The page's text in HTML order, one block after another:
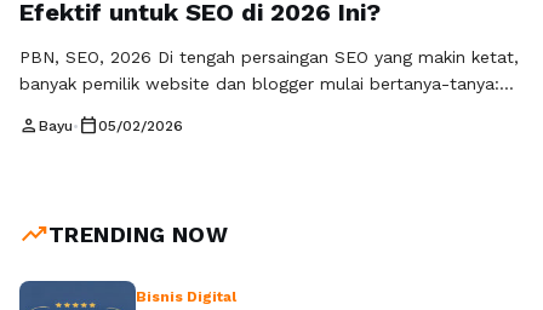
Efektif untuk SEO di 2026 Ini?
PBN, SEO, 2026 Di tengah persaingan SEO yang makin ketat,
banyak pemilik website dan blogger mulai bertanya-tanya:
digunakan? Jawaban jujurnya, PBN masih sangat efektif
Selengkapnya
person Bayu• calendar_today05/02/2026
trending_upTRENDING NOW
Bisnis Digital